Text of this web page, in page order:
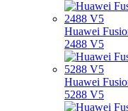
Huawei
2488 V5
Huawei
5288 V5